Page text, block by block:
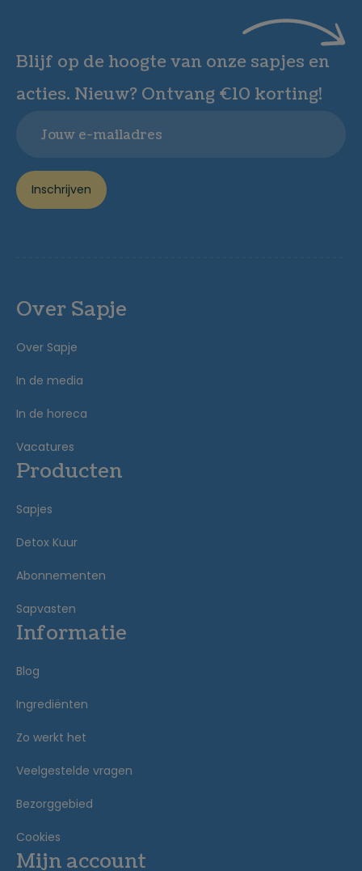
Blijf op de hoogte van onze sapjes en
acties. Nieuw? Ontvang €10 korting!
Inschrijven
Over Sapje
Over Sapje
In de media
In de horeca
Vacatures
Producten
Sapjes
Detox Kuur
Abonnementen
Sapvasten
Informatie
Blog
Ingrediënten
Zo werkt het
Veelgestelde vragen
Bezorggebied
Cookies
Mijn account